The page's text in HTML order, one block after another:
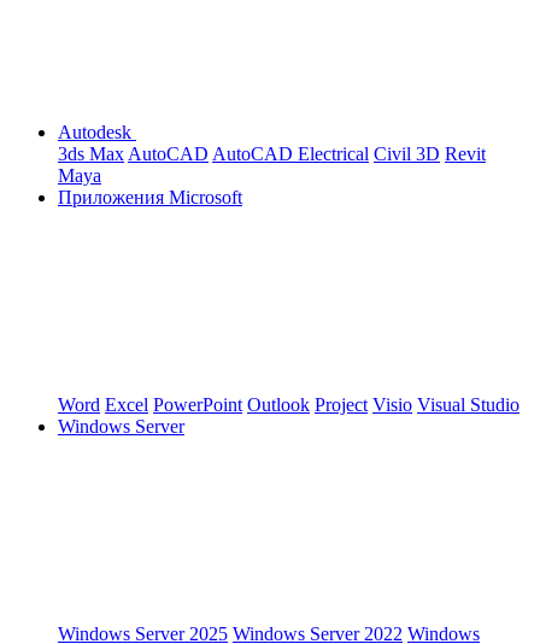
Autodesk
3ds Max AutoCAD AutoCAD Electrical Civil 3D Revit
Maya
Приложения Microsoft
Word Excel PowerPoint Outlook Project Visio Visual Studio
Windows Server
Windows Server 2025 Windows Server 2022 Windows